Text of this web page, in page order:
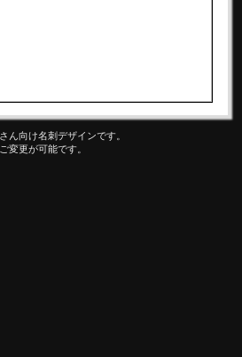
ん向け名刺デザインです。
変更が可能です。